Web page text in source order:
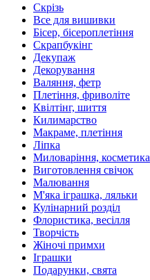
Скрізь
Все для вишивки
Бісер, бісероплетіння
Скрапбукінг
Декупаж
Декорування
Валяння, фетр
Плетіння, фриволіте
Квілтінг, шиття
Килимарство
Макраме, плетіння
Ліпка
Миловаріння, косметика
Виготовлення свічок
Малювання
М'яка іграшка, ляльки
Кулінарний розділ
Флористика, весілля
Творчість
Жіночі примхи
Іграшки
Подарунки, свята